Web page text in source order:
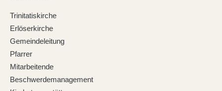
Trinitatiskirche
Erlöserkirche
Gemeindeleitung
Pfarrer
Mitarbeitende
Beschwerdemanagement